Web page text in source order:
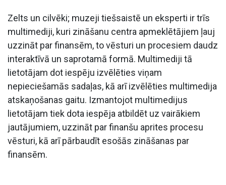
Zelts un cilvēki; muzeji tiešsaistē un eksperti ir trīs
multimediji, kuri zināšanu centra apmeklētājiem ļauj
uzzināt par finansēm, to vēsturi un procesiem daudz
interaktīvā un saprotamā formā. Multimediji tā
lietotājam dot iespēju izvēlēties viņam
nepieciešamās sadaļas, kā arī izvēlēties multimedija
atskaņošanas gaitu. Izmantojot multimedijus
lietotājam tiek dota iespēja atbildēt uz vairākiem
jautājumiem, uzzināt par finanšu aprites procesu
vēsturi, kā arī pārbaudīt esošās zināšanas par
finansēm.